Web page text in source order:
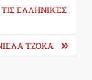
ΤΙΣ ΕΛΛΗΝΙΚΈΣ
ΤΖΟΚΑ